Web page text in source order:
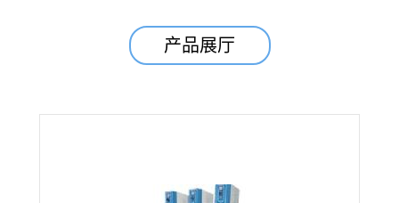
产品展厅